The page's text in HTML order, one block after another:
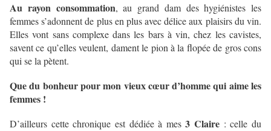
Au rayon consommation, au grand dam des hygiénistes les
femmes s’adonnent de plus en plus avec délice aux plaisirs du vin.
Elles vont sans complexe dans les bars à vin, chez les cavistes,
savent ce qu’elles veulent, dament le pion à la flopée de gros cons
qui se la pètent.
Que du bonheur pour mon vieux cœur d’homme qui aime les
femmes !
D’ailleurs cette chronique est dédiée à mes3 Claire : celle du